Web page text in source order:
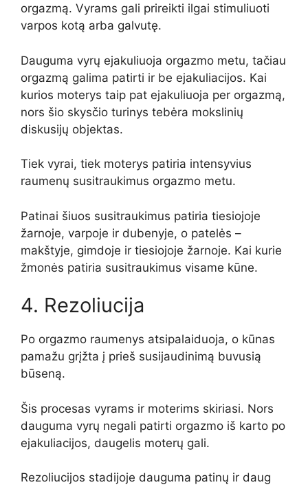
orgazmą. Vyrams gali prireikti ilgai stimuliuoti
varpos kotą arba galvutę.
Dauguma vyrų ejakuliuoja orgazmo metu, tačiau
orgazmą galima patirti ir be ejakuliacijos. Kai
kurios moterys taip pat ejakuliuoja per orgazmą,
nors šio skysčio turinys tebėra mokslinių
diskusijų objektas.
Tiek vyrai, tiek moterys patiria intensyvius
raumenų susitraukimus orgazmo metu.
Patinai šiuos susitraukimus patiria tiesiojoje
žarnoje, varpoje ir dubenyje, o patelės –
makštyje, gimdoje ir tiesiojoje žarnoje. Kai kurie
žmonės patiria susitraukimus visame kūne.
4. Rezoliucija
Po orgazmo raumenys atsipalaiduoja, o kūnas
pamažu grįžta į prieš susijaudinimą buvusią
būseną.
Šis procesas vyrams ir moterims skiriasi. Nors
dauguma vyrų negali patirti orgazmo iš karto po
ejakuliacijos, daugelis moterų gali.
Rezoliucijos stadijoje dauguma patinų ir daug